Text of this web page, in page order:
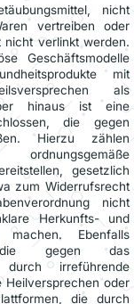
nicht
vertreiben oder
nicht verlinkt werden.
Geschäftsmodelle
mit
als
hinaus ist eine
die gegen
Hierzu zählen
gesetzlich
zum Widerrufsrecht
nicht
Herkunfts- und
Ebenfalls
die gegen das
durch irreführende
Heilversprechen oder
die durch